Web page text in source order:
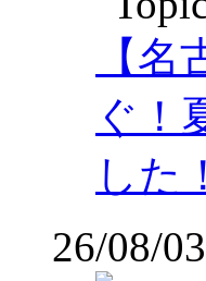
【
ぐ！
した
26/08/03